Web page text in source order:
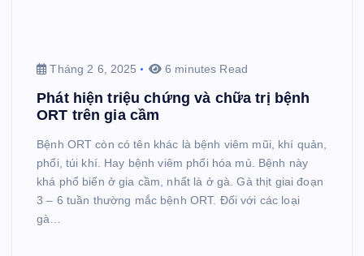
Tháng 2 6, 2025 6 minutes Read
Phát hiện triệu chứng và chữa trị bệnh
ORT trên gia cầm
Bệnh ORT còn có tên khác là bệnh viêm mũi, khí quản,
phổi, túi khí. Hay bệnh viêm phổi hóa mủ. Bệnh này
khá phổ biến ở gia cầm, nhất là ở gà. Gà thịt giai đoạn
3 – 6 tuần thường mắc bệnh ORT. Đối với các loại
gà…